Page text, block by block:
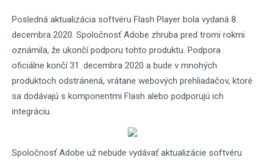
Posledná aktualizácia softvéru Flash Player bola vydaná 8.
decembra 2020. Spoločnosť Adobe zhruba pred tromi rokmi
oznámila, že ukončí podporu tohto produktu. Podpora
oficiálne končí 31. decembra 2020 a bude v mnohých
produktoch odstránená, vrátane webových prehliadačov, ktoré
sa dodávajú s komponentmi Flash alebo podporujú ich
integráciu.
Spoločnosť Adobe už nebude vydávať aktualizácie softvéru